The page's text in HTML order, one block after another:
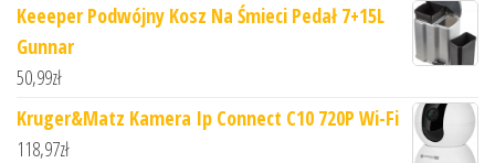
Keeeper Podwójny Kosz Na Śmieci Pedał 7+15L
Gunnar
50,99zł
Kruger&Matz Kamera Ip Connect C10 720P Wi-Fi
118,97zł